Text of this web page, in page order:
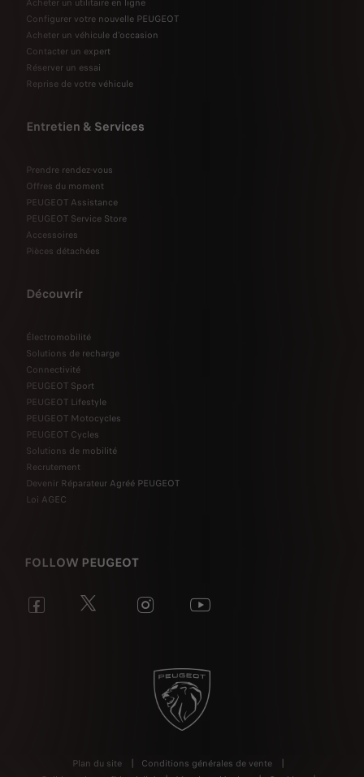
Configurer votre nouvelle PEUGEOT
Acheter un véhicule d'occasion
Contacter un expert
Réserver un essai
Reprise de votre véhicule
Entretien & Services
Prendre rendez-vous
Offres du moment
PEUGEOT Assistance
PEUGEOT Service Store
Accessoires
Pièces détachées
Découvrir
Électromobilité
Solutions de recharge
Connectivité
PEUGEOT Sport
PEUGEOT Lifestyle
PEUGEOT Motocycles
PEUGEOT Cycles
Solutions de mobilité
Recrutement
Devenir Réparateur Agréé PEUGEOT
Loi AGEC
FOLLOW PEUGEOT
Plan du site
Conditions générales de vente